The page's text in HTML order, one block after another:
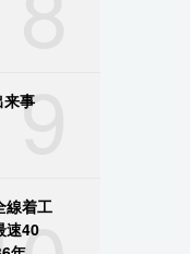
9
事
線着工
速40